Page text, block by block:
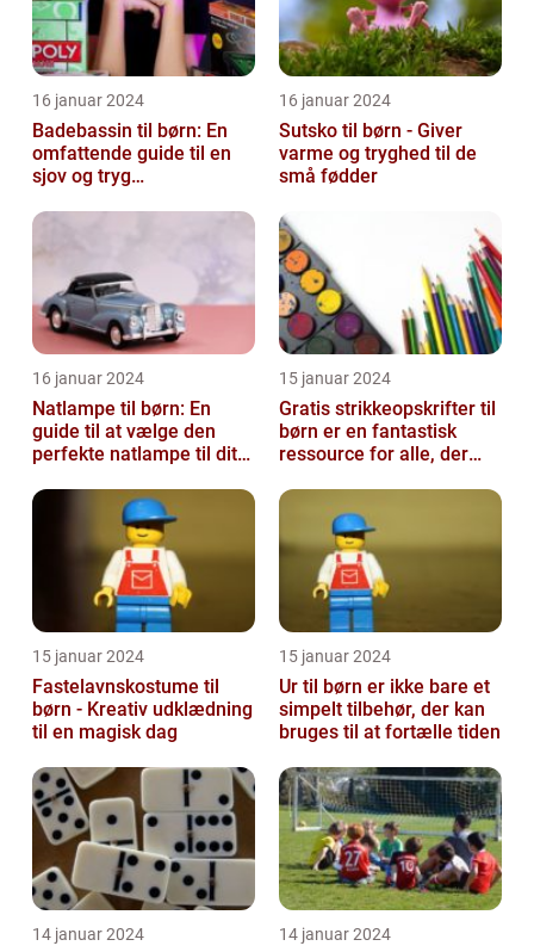
16 januar 2024
Badebassin til børn: En
omfattende guide til en
sjov og tryg
16 januar 2024
Sutsko til børn - Giver
varme og tryghed til de
små fødder
16 januar 2024
Natlampe til børn: En
guide til at vælge den
perfekte natlampe til dit
15 januar 2024
Gratis strikkeopskrifter til
børn er en fantastisk
ressource for alle, der
15 januar 2024
Fastelavnskostume til
børn - Kreativ udklædning
til en magisk dag
15 januar 2024
Ur til børn er ikke bare et
simpelt tilbehør, der kan
bruges til at fortælle tiden
14 januar 2024 14 januar 2024